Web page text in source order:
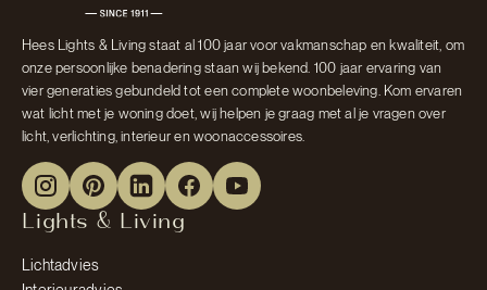
Hees Lights & Living staat al 100 jaar voor vakmanschap en kwaliteit, om
onze persoonlijke benadering staan wij bekend. 100 jaar ervaring van
vier generaties gebundeld tot een complete woonbeleving. Kom ervaren
wat licht met je woning doet, wij helpen je graag met al je vragen over
licht, verlichting, interieur en woonaccessoires.
Lights & Living
Lichtadvies